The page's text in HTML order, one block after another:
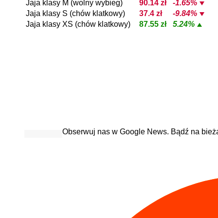
Jaja klasy M (wolny wybieg) 90.14 zł
-1.65%
Jaja klasy S (chów klatkowy)
37.4 zł
-9.84%
Jaja klasy XS (chów klatkowy)
87.55 zł 5.24%
Obserwuj nas w Google News. Bądź na